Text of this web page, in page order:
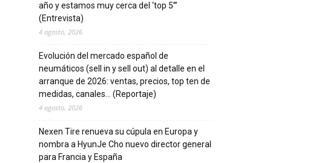
año y estamos muy cerca del ‘top 5’”
(Entrevista)
4 agosto, 2026
Evolución del mercado español de
neumáticos (sell in y sell out) al detalle en el
arranque de 2026: ventas, precios, top ten de
medidas, canales… (Reportaje)
4 agosto, 2026
Nexen Tire renueva su cúpula en Europa y
nombra a HyunJe Cho nuevo director general
para Francia y España